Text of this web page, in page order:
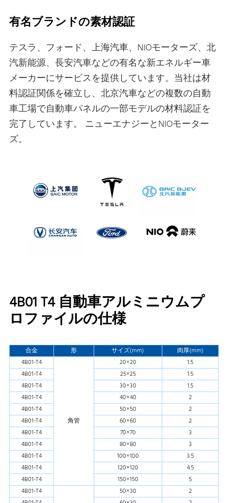
有名ブランドの素材認証
テスラ、フォード、上海汽車、NIOモーターズ、北
汽新能源、長安汽車などの有名な新エネルギー車
メーカーにサービスを提供しています。当社は材
料認証関係を確立し、北京汽車などの複数の自動
車工場で自動車パネルの一部モデルの材料認証を
完了しています。 ニューエナジーとNIOモーター
ズ。
4B01 T4 自動車アルミニウムプ
ロファイルの仕様
合金 形 サイズ(mm)
肉厚(mm)
4B01-T4
角管
20×20
1.5
4B01-T4
25×25
1.5
4B01-T4
30×30
1.5
4B01-T4
40×40
2
4B01-T4
50×50
2
4B01-T4
60×60
2
4B01-T4
70×70
3
4B01-T4
80×80
3
4B01-T4
100×100
3.5
4B01-T4
120×120
4.5
4B01-T4
150×150
5
4B01-T4
50×30
2